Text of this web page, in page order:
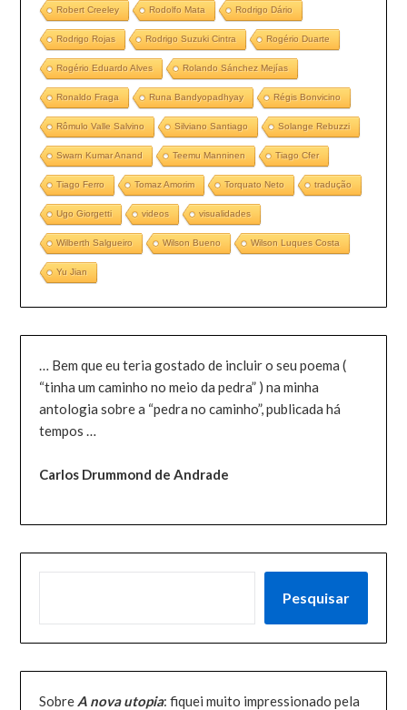
Robert Creeley Rodolfo Mata Rodrigo Dário
Rodrigo Rojas Rodrigo Suzuki Cintra Rogério Duarte
Rogério Eduardo Alves Rolando Sánchez Mejías
Ronaldo Fraga Runa Bandyopadhyay Régis Bonvicino
Rômulo Valle Salvino Silviano Santiago Solange Rebuzzi
Swarn Kumar Anand Teemu Manninen Tiago Cfer
Tiago Ferro Tomaz Amorim Torquato Neto tradução
Ugo Giorgetti videos visualidades
Wilberth Salgueiro Wilson Bueno Wilson Luques Costa
Yu Jian
… Bem que eu teria gostado de incluir o seu poema (
“tinha um caminho no meio da pedra” ) na minha
antologia sobre a “pedra no caminho”, publicada há
tempos …
Carlos Drummond de Andrade
Pesquisar
Sobre A nova utopia: fiquei muito impressionado pela